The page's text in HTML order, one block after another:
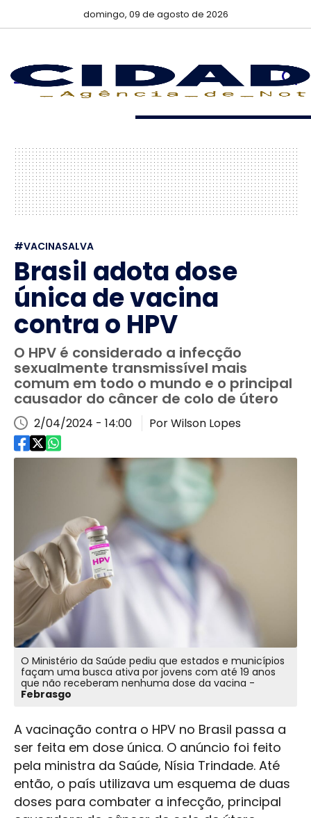
domingo, 09 de agosto de 2026
#VACINASALVA
Brasil adota dose
única de vacina
contra o HPV
O HPV é considerado a infecção
sexualmente transmissível mais
comum em todo o mundo e o principal
causador do câncer de colo de útero
2/04/2024 - 14:00 Por Wilson Lopes
O Ministério da Saúde pediu que estados e municípios
façam uma busca ativa por jovens com até 19 anos
que não receberam nenhuma dose da vacina -
Febrasgo
A vacinação contra o HPV no Brasil passa a
ser feita em dose única. O anúncio foi feito
pela ministra da Saúde, Nísia Trindade. Até
então, o país utilizava um esquema de duas
doses para combater a infecção, principal